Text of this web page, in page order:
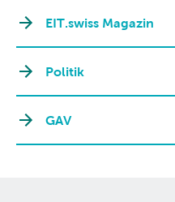
EIT.swiss Magazin
Politik
GAV